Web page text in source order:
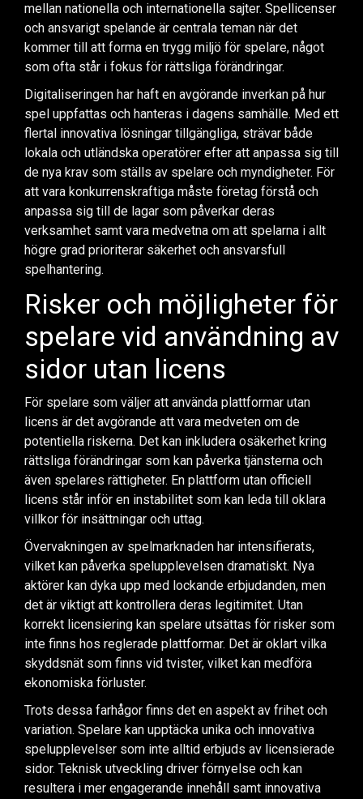
mellan nationella och internationella sajter. Spellicenser
och ansvarigt spelande är centrala teman när det
kommer till att forma en trygg miljö för spelare, något
som ofta står i fokus för rättsliga förändringar.
Digitaliseringen har haft en avgörande inverkan på hur
spel uppfattas och hanteras i dagens samhälle. Med ett
flertal innovativa lösningar tillgängliga, strävar både
lokala och utländska operatörer efter att anpassa sig till
de nya krav som ställs av spelare och myndigheter. För
att vara konkurrenskraftiga måste företag förstå och
anpassa sig till de lagar som påverkar deras
verksamhet samt vara medvetna om att spelarna i allt
högre grad prioriterar säkerhet och ansvarsfull
spelhantering.
Risker och möjligheter för
spelare vid användning av
sidor utan licens
För spelare som väljer att använda plattformar utan
licens är det avgörande att vara medveten om de
potentiella riskerna. Det kan inkludera osäkerhet kring
rättsliga förändringar som kan påverka tjänsterna och
även spelares rättigheter. En plattform utan officiell
licens står inför en instabilitet som kan leda till oklara
villkor för insättningar och uttag.
Övervakningen av spelmarknaden har intensifierats,
vilket kan påverka spelupplevelsen dramatiskt. Nya
aktörer kan dyka upp med lockande erbjudanden, men
det är viktigt att kontrollera deras legitimitet. Utan
korrekt licensiering kan spelare utsättas för risker som
inte finns hos reglerade plattformar. Det är oklart vilka
skyddsnät som finns vid tvister, vilket kan medföra
ekonomiska förluster.
Trots dessa farhågor finns det en aspekt av frihet och
variation. Spelare kan upptäcka unika och innovativa
spelupplevelser som inte alltid erbjuds av licensierade
sidor. Teknisk utveckling driver förnyelse och kan
resultera i mer engagerande innehåll samt innovativa